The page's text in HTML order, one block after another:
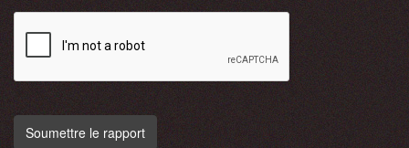
Soumettre le rapport